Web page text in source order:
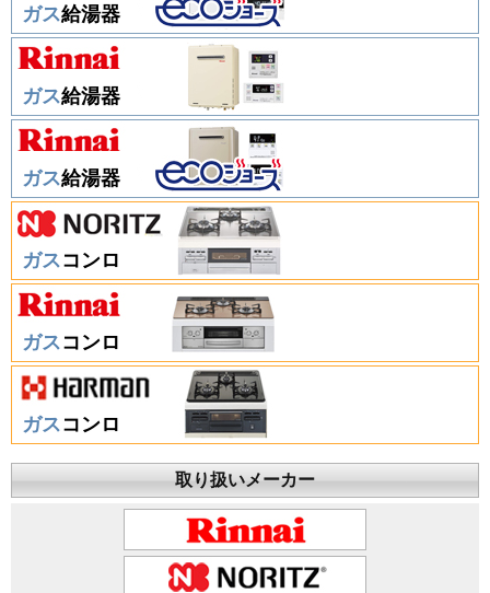
ガス給湯器
ガス給湯器
ガス給湯器
ガス コンロ
ガス コンロ
ガス コンロ
取り扱いメーカー